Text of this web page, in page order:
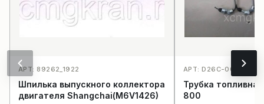
АРТ: 89262_1922
Шпилька выпускного коллектора
двигателя Shangchai(M6V1426)
АРТ: D26C-007-
Трубка
800